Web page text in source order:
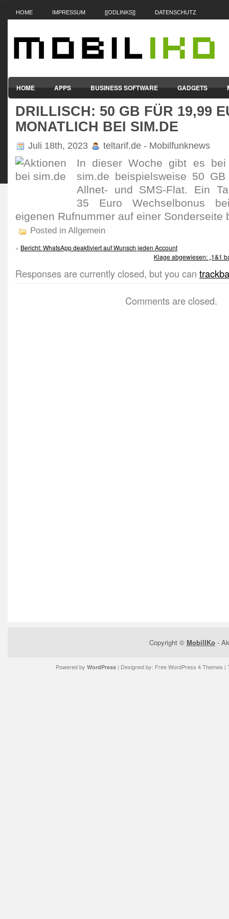
HOME IMPRESSUM [[ODLINKS]] DATENSCHUTZ
HOME APPS BUSINESS SOFTWARE GADGETS
SMARTPHONES & HANDYS TABLET-PCS VERTRÄGE &
DRILLISCH: 50 GB FÜR 19,99
MONATLICH BEI SIM.DE
Juli 18th, 2023 teltarif.de - Mobilfunknews
In dieser Woche gibt es bei
sim.de beispiels­weise 50
Allnet- und SMS-Flat. Ein
35 Euro Wech­sel­bonus
eigenen Rufnummer auf einer Sonder­seite
Posted in Allgemein
« Bericht: WhatsApp deaktiviert auf Wunsch jeden Account
Klage abgewiesen: „1&1
Responses are currently closed, but you can
Comments are closed.
Copyright © MobilIKo-
Powered by WordPress| Designed by: Free WordPress 4 Themes |